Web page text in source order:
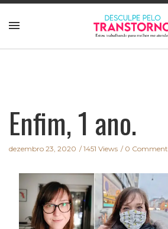
Enfim, 1 ano.
dezembro 23, 2020 1451 Views 0 Comment